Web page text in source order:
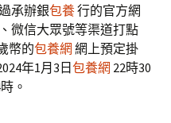
承辦銀包養行的官方網
微信大眾號等渠道打點
幣的包養網 網上預定掛
年1月3日包養網 22時30
。